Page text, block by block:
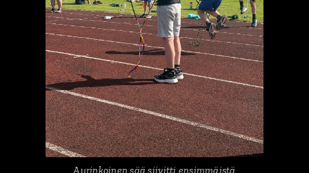
Aurinkoinen sää siivitti ensimmäistä